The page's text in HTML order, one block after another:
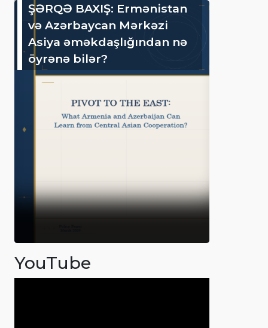
ŞƏRQƏ BAXIŞ: Ermənistan
və Azərbaycan Mərkəzi
Asiya əməkdaşlığından nə
öyrənə bilər?
YouTube